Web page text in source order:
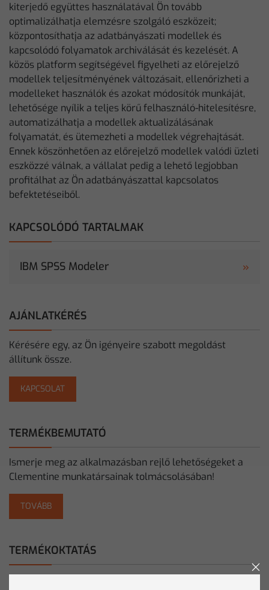
KAPCSOLÓDÓ TARTALMAK
IBM SPSS Modeler
AJÁNLATKÉRÉS
Kérésére egy, az Ön igényeire szabott megoldást
állítunk össze.
KAPCSOLAT
TERMÉKBEMUTATÓ
Ismerje meg az alkalmazásban rejlő lehetőségeket a
Clementine munkatársainak tolmácsolásában!
TOVÁBB
TERMÉKOKTATÁS
kiterjedő együttes használatával Ön tovább
optimalizálhatja elemzésre szolgáló eszközeit;
központosíthatja az adatbányászati modellek és
kapcsolódó folyamatok archiválását és kezelését. A
közös platform segítségével figyelheti az előrejelző
modellek teljesítményének változásait, ellenőrizheti a
modelleket használók és azokat módosítók munkáját,
lehetősége nyílik a teljes körű felhasználó-hitelesítésre,
automatizálhatja a modellek aktualizálásának
folyamatát, és ütemezheti a modellek végrehajtását.
Ennek köszönhetően az előrejelző modellek valódi üzleti
eszközzé válnak, a vállalat pedig a lehető legjobban
profitálhat az Ön adatbányászattal kapcsolatos
befektetéseiből.